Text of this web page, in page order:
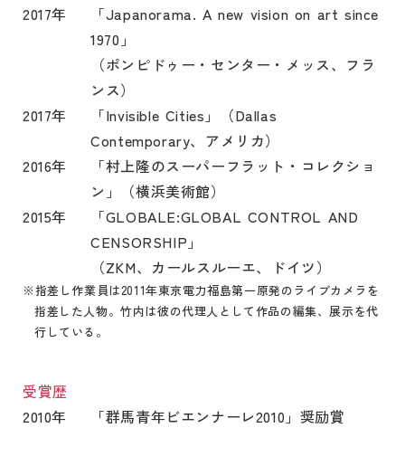
2017年 「Japanorama. A new vision on art since
1970」
（ポンピドゥー・センター・メッス、フラ
ンス）
2017年
「Invisible Cities」（Dallas
Contemporary、アメリカ）
2016年
「村上隆のスーパーフラット・コレクショ
ン」（横浜美術館）
2015年
「GLOBALE:GLOBAL CONTROL AND
CENSORSHIP」
（ZKM、カールスルーエ、ドイツ）
※指差し作業員は2011年東京電力福島第一原発のライブカメラを
指差した人物。竹内は彼の代理人として作品の編集、展示を代
行している。
受賞歴
2010年
「群馬青年ビエンナーレ2010」奨励賞